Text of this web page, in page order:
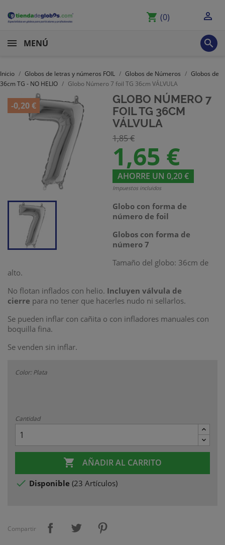
shopping_cart (0) 
MENÚ 
Inicio Globos de letras y números FOIL Globos de Números
Globos de
36cm TG - NO HELIO
Globo Número 7 foil TG 36cm VÁLVULA
-0,20 €
GLOBO NÚMERO 7
FOIL TG 36CM
VÁLVULA
1,85 €
1,65 €
AHORRE UN 0,20 €
Impuestos incluidos
Globo con forma de
número de foil
Globos con forma de
número 7
Tamaño del globo: 36cm de
alto.
No flotan inflados con helio. Incluyen válvula de
cierre para no tener que hacerles nudo ni sellarlos.
Se pueden inflar con cañita o con infladores manuales con
boquilla fina.
Se venden sin inflar.
Color: Plata
Cantidad
 AÑADIR AL CARRITO
 Disponible (23 Artículos)
Compartir